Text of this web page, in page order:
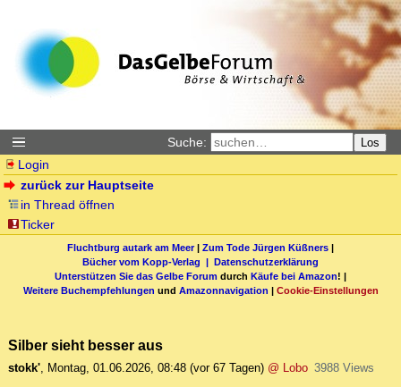
Suche: Los
Login
zurück zur Hauptseite
in Thread öffnen
Ticker
Fluchtburg autark am Meer| Zum Tode Jürgen Küßners |
Bücher vom Kopp-Verlag | Datenschutzerklärung
Unterstützen Sie das Gelbe Forum durch Käufe bei Amazon! |
Weitere Buchempfehlungen und Amazonnavigation | Cookie-Einstellungen
Silber sieht besser aus
stokk', Montag, 01.06.2026, 08:48 (vor 67 Tagen) @ Lobo 3988 Views